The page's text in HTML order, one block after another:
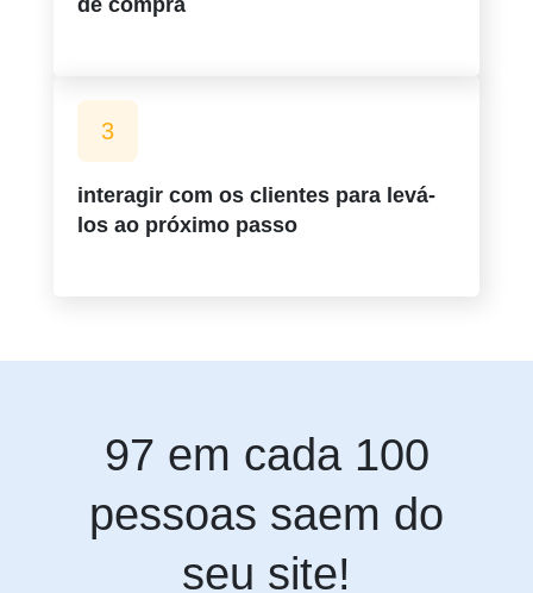
3
interagir com os clientes para levá-
los ao próximo passo
97 em cada 100
pessoas saem do
seu site!